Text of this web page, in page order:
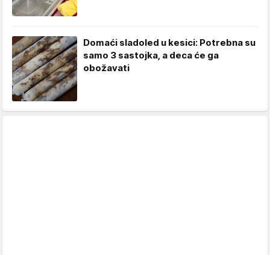
Domaći sladoled u kesici: Potrebna su
samo 3 sastojka, a deca će ga
obožavati